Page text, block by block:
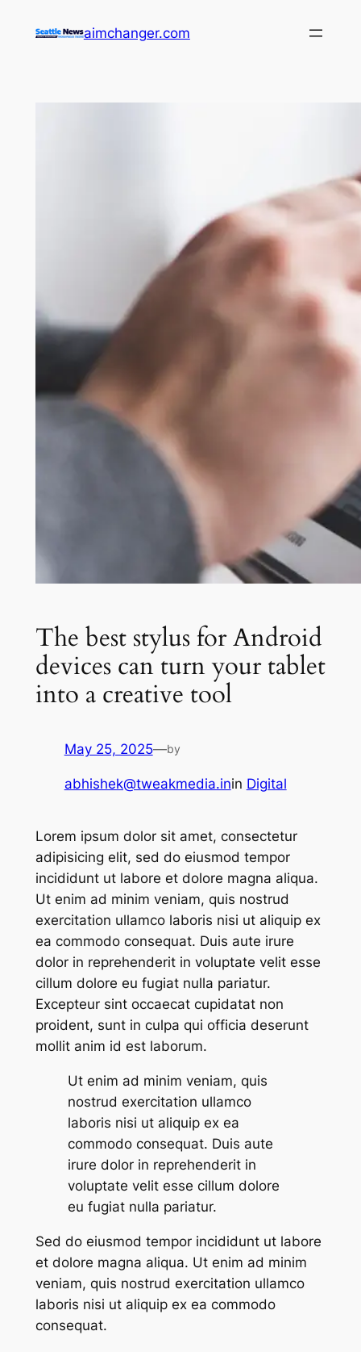
aimchanger.com
The best stylus for Android
devices can turn your tablet
into a creative tool
May 25, 2025—by
abhishek@tweakmedia.inin Digital
Lorem ipsum dolor sit amet, consectetur
adipisicing elit, sed do eiusmod tempor
incididunt ut labore et dolore magna aliqua.
Ut enim ad minim veniam, quis nostrud
exercitation ullamco laboris nisi ut aliquip ex
ea commodo consequat. Duis aute irure
dolor in reprehenderit in voluptate velit esse
cillum dolore eu fugiat nulla pariatur.
Excepteur sint occaecat cupidatat non
proident, sunt in culpa qui officia deserunt
mollit anim id est laborum.
Ut enim ad minim veniam, quis
nostrud exercitation ullamco
laboris nisi ut aliquip ex ea
commodo consequat. Duis aute
irure dolor in reprehenderit in
voluptate velit esse cillum dolore
eu fugiat nulla pariatur.
Sed do eiusmod tempor incididunt ut labore
et dolore magna aliqua. Ut enim ad minim
veniam, quis nostrud exercitation ullamco
laboris nisi ut aliquip ex ea commodo
consequat.